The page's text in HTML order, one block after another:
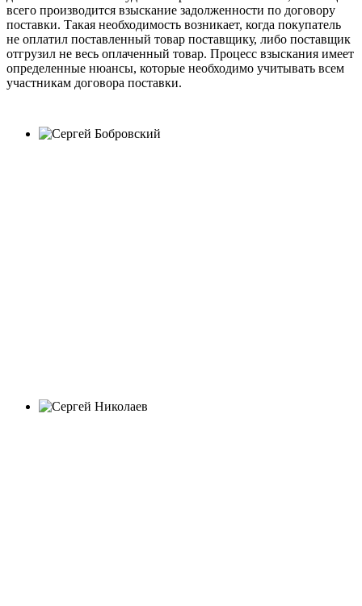
всего производится взыскание задолженности по договору
поставки. Такая необходимость возникает, когда покупатель
не оплатил поставленный товар поставщику, либо поставщик
отгрузил не весь оплаченный товар. Процесс взыскания имеет
определенные нюансы, которые необходимо учитывать всем
участникам договора поставки.